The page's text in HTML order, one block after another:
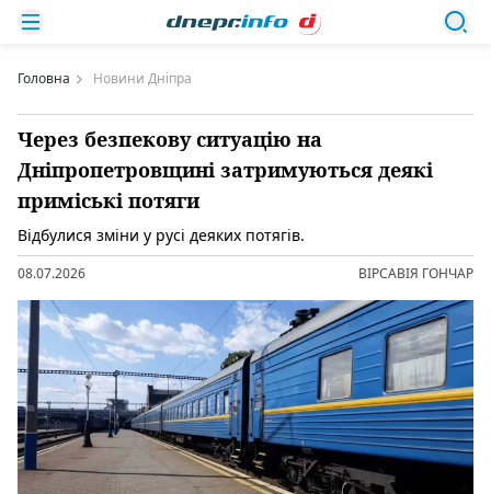
Головна Новини Дніпра
Через безпекову ситуацію на
Дніпропетровщині затримуються деякі
приміські потяги
Відбулися зміни у русі деяких потягів.
08.07.2026 ВІРСАВІЯ ГОНЧАР